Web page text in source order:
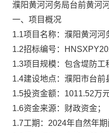
濮阳黄河河务局台前黄河
一、 项目概况
1.1项目名称：濮阳黄河
1.2招标编号：
1.3项目规模：包含堤防
1.4建设地点：濮阳市台前
1.5投资金额：1011.52万元
1.6资金来源：财政资金；
1.7工期：2024年自然年期